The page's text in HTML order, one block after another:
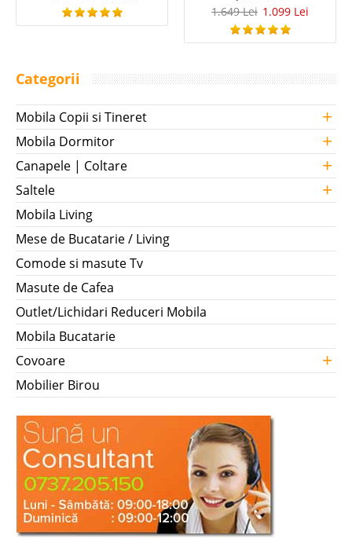
1.649 Lei 1.099 Lei
Categorii
Mobila Copii si Tineret +
Mobila Dormitor +
Canapele | Coltare +
Saltele +
Mobila Living
Mese de Bucatarie / Living
Comode si masute Tv
Masute de Cafea
Outlet/Lichidari Reduceri Mobila
Mobila Bucatarie
Covoare
+
Mobilier Birou